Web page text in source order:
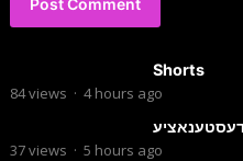
Shorts
84views · 4 hours ago
37views · 5 hours ago